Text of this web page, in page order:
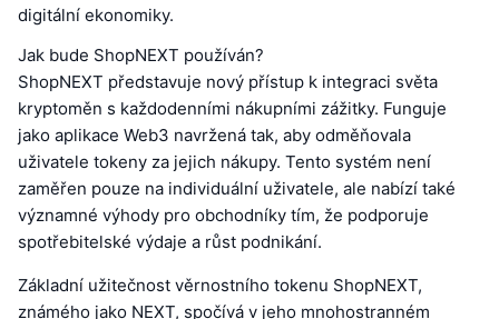
digitální ekonomiky.
Jak bude ShopNEXT používán?
ShopNEXT představuje nový přístup k integraci světa
kryptoměn s každodenními nákupními zážitky. Funguje
jako aplikace Web3 navržená tak, aby odměňovala
uživatele tokeny za jejich nákupy. Tento systém není
zaměřen pouze na individuální uživatele, ale nabízí také
významné výhody pro obchodníky tím, že podporuje
spotřebitelské výdaje a růst podnikání.
Základní užitečnost věrnostního tokenu ShopNEXT,
známého jako NEXT, spočívá v jeho mnohostranném